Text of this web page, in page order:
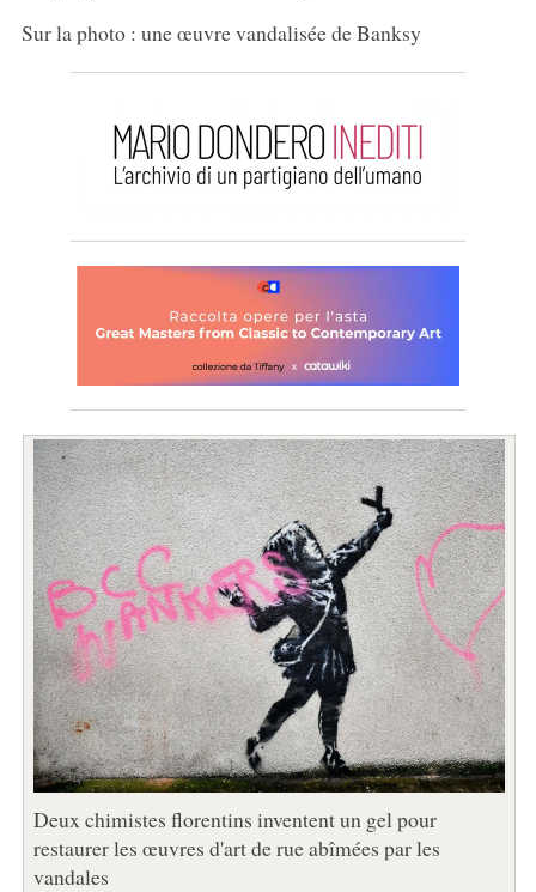
Sur la photo : une œuvre vandalisée de Banksy
Deux chimistes florentins inventent un gel pour
restaurer les œuvres d'art de rue abîmées par les
vandales